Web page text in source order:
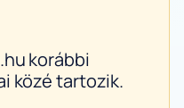
korábbi
közé tartozik.